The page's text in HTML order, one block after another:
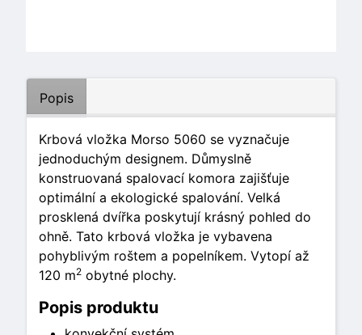
Popis
Krbová vložka Morso 5060 se vyznačuje
jednoduchým designem. Důmyslně
konstruovaná spalovací komora zajišťuje
optimální a ekologické spalování. Velká
prosklená dvířka poskytují krásný pohled do
ohně. Tato krbová vložka je vybavena
pohyblivým roštem a popelníkem. Vytopí až
120 m2 obytné plochy.
Popis produktu